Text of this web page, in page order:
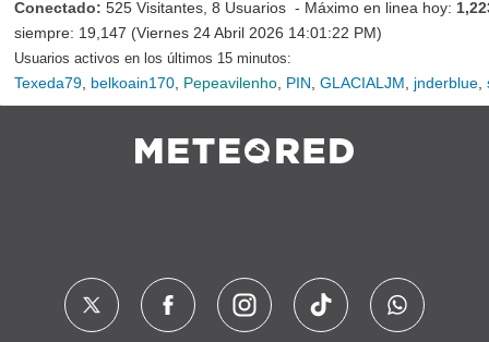
Conectado: 525 Visitantes, 8 Usuarios - Máximo en linea hoy:
siempre: 19,147 (Viernes 24 Abril 2026 14:01:22 PM)
Usuarios activos en los últimos 15 minutos:
Texeda79 belkoain170 Pepeavilenho PIN GLACIALJM jnderblue